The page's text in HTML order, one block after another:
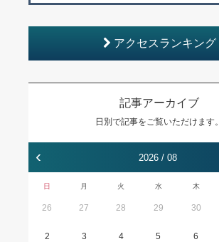
アクセスランキング
記事アーカイブ
日別で記事をご覧いただけます。
‹ 2026 / 08
日 月 火 水 木
26 27 28 29 30
2 3 4 5 6